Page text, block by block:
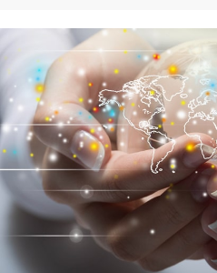
d
e
p
r
t
e
g
o
r
A
n
c
l
a
r
d
e
c